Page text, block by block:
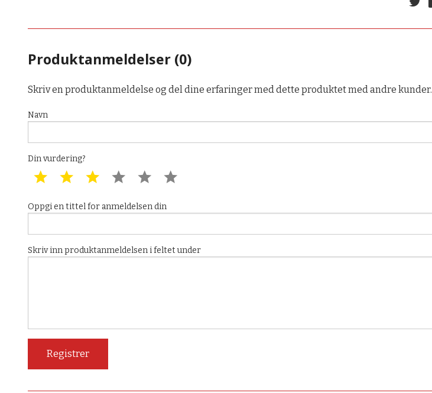
Produktanmeldelser (0)
Skriv en produktanmeldelse og del dine erfaringer med dette produktet med andre kunder.
Navn
Din vurdering?
1 star 2 star 3 star 4 star 5 star
Oppgi en tittel for anmeldelsen din
Skriv inn produktanmeldelsen i feltet under